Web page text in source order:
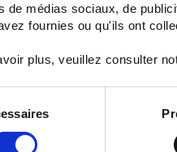
de médias sociaux, de
fournies ou qu'ils ont
plus, veuillez consulter
(2)